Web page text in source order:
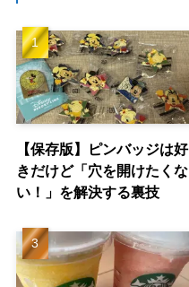
【保存版】ピンバッジは好
きだけど「穴を開けたくな
い！」を解決する裏技